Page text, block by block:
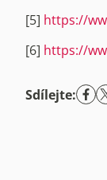
[5] https://
[6] https://
Sdílejte: